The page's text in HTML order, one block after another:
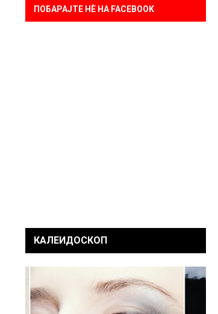
ПОБАРАЈТЕ НÈ НА FACEBOOK
КАЛЕИДОСКОП